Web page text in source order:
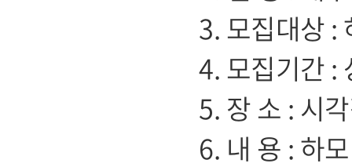
3. 모집대상 :
4. 모집기간 :
5. 장 소 : 시
6. 내 용 : 하